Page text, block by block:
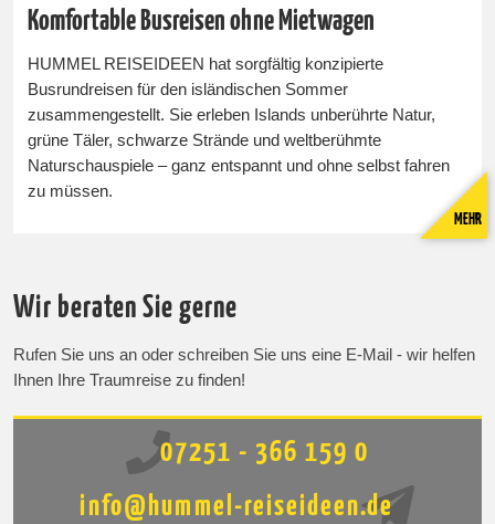
Komfortable Busreisen ohne Mietwagen
HUMMEL REISEIDEEN hat sorgfältig konzipierte
Busrundreisen für den isländischen Sommer
zusammengestellt. Sie erleben Islands unberührte Natur,
grüne Täler, schwarze Strände und weltberühmte
Naturschauspiele – ganz entspannt und ohne selbst fahren
zu müssen.
MEHR
Wir beraten Sie gerne
Rufen Sie uns an oder schreiben Sie uns eine E-Mail - wir helfen
Ihnen Ihre Traumreise zu finden!
07251 - 366 159 0
info@hummel-reiseideen.de